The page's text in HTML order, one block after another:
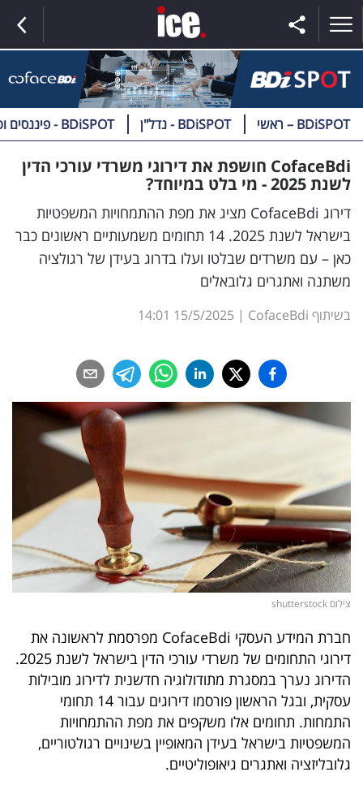
הנבחרת
השוק
תקשורת
ומדיה
דיגיטל
שיווק
ופרסום
משפט
מדדים
דעות
רכילות
עסקית
קריפטו
BDiSPOT – ראשי BDiSPOT - נדל"ן BDiSPOT - פיננסים וטק
CofaceBdi חושפת את דירוגי משרדי עורכי הדין
לשנת 2025 - מי בלט במיוחד?
דירוג CofaceBdi מציג את מפת ההתמחויות המשפטיות
בישראל לשנת 2025. 14 תחומים משמעותיים ראשונים כבר
כאן – עם משרדים שבלטו ועלו בדרוג בעידן של רגולציה
משתנה ואתגרים גלובאלים
בשיתוף CofaceBdi |
15/5/2025
14:01
צילום shutterstock
חברת המידע העסקי CofaceBdi מפרסמת לראשונה את
דירוגי התחומים של משרדי עורכי הדין בישראל לשנת 2025.
הדירוג נערך במסגרת מתודולוגיה חדשנית לדירוג מובילות
עסקית, ובגל הראשון פורסמו דירוגים עבור 14 תחומי
התמחות. תחומים אלו משקפים את מפת ההתמחויות
המשפטיות בישראל בעידן המאופיין בשינויים רגולטוריים,
גלובליזציה ואתגרים גיאופוליטיים.